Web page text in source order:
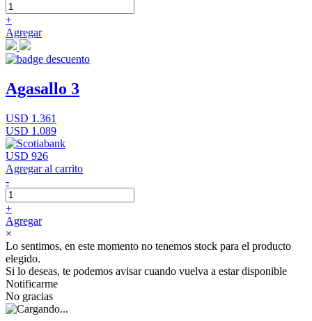
+
Agregar
Agasallo 3
USD 1.361
USD 1.089
USD 926
Agregar al carrito
-
+
Agregar
×
Lo sentimos, en este momento no tenemos stock para el producto
elegido.
Si lo deseas, te podemos avisar cuando vuelva a estar disponible
Notificarme
No gracias